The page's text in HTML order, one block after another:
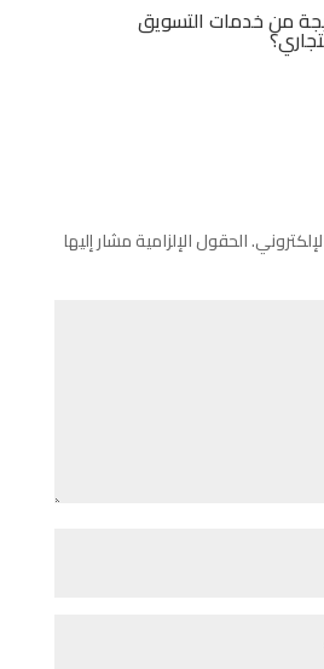
من خدمات التسويق
الحقول الإلزامية مشار إليها